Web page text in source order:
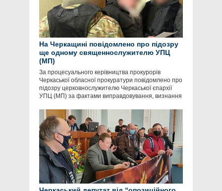
На Черкащині повідомлено про підозру
ще одному священнослужителю УПЦ
(МП)
За процесуального керівництва прокурорів
Черкаської обласної прокуратури повідомлено про
підозру церковнослужителю Черкаської єпархії
УПЦ (МП) за фактами виправдовування, визнання